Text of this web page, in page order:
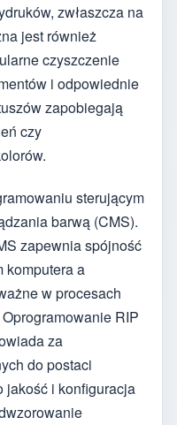
zwłaszcza na
jest również
czyszczenie
i odpowiednie
zapobiegają
czy
sterującym
barwą (CMS).
zapewnia spójność
komputera a
w procesach
RIP
za
do postaci
jakość i konfiguracja